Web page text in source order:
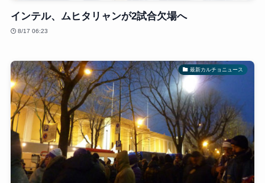
インテル、ムヒタリャンが2試合欠場へ
8/17 06:23
最新カルチョニュース